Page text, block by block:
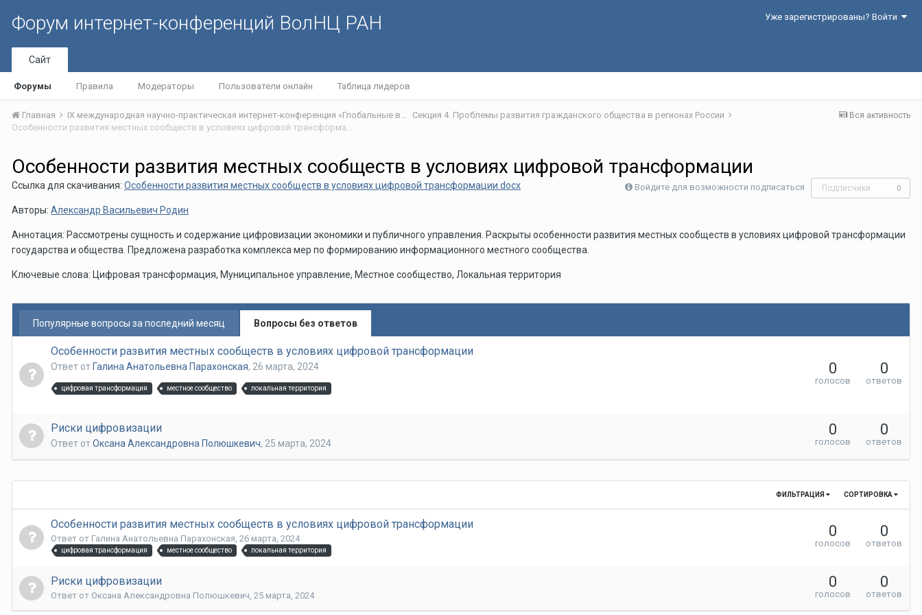
Форум интернет-конференций ВолНЦ РАН Уже зарегистрированы? Войти
Сайт
Форумы Правила Модераторы Пользователи онлайн Таблица лидеров
Вся активность
Главная IX международная научно-практическая интернет-конференция «Глобальные вызовы и региональное развитие в зеркале социологических измерений»
Секция 4. Проблемы развития гражданского общества в регионах России
Особенности развития местных сообществ в условиях цифровой трансформации
Особенности развития местных сообществ в условиях цифровой трансформации
Войдите для возможности подписаться Подписчики 0
Ссылка для скачивания: Особенности развития местных сообществ в условиях цифровой трансформации.docx
Авторы: Александр Васильевич Родин
Аннотация: Рассмотрены сущность и содержание цифровизации экономики и публичного управления. Раскрыты особенности развития местных сообществ в условиях цифровой трансформации
государства и общества. Предложена разработка комплекса мер по формированию информационного местного сообщества.
Ключевые слова: Цифровая трансформация, Муниципальное управление, Местное сообщество, Локальная территория
Популярные вопросы за последний месяц Вопросы без ответов
Особенности развития местных сообществ в условиях цифровой трансформации
Ответ от Галина Анатольевна Парахонская, 26 марта, 2024
цифровая трансформация местное сообщество локальная территория
0
голосов
0
ответов
Риски цифровизации
Ответ отОксана Александровна Полюшкевич, 25 марта, 2024
0
голосов
0
ответов
СОРТИРОВКА
ФИЛЬТРАЦИЯ
Особенности развития местных сообществ в условиях цифровой трансформации
Ответ от Галина Анатольевна Парахонская, 26 марта, 2024
цифровая трансформация местное сообщество локальная территория
0
голосов
0
ответов
Риски цифровизации
Ответ от Оксана Александровна Полюшкевич, 25 марта, 2024
0
голосов
0
ответов